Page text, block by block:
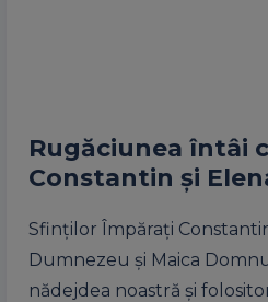
Rugăciunea întâi
Constantin și
Sfinților Împărați
Dumnezeu și Maica
nădejdea noastră și